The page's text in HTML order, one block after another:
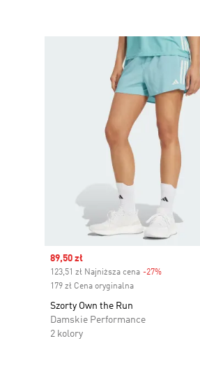
Sale price
89,50 zł
123,51 zł Najniższa cena -27%
179 zł Cena oryginalna
Szorty Own the Run
Damskie Performance
2 kolory